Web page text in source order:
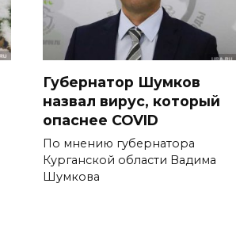
Губернатор Шумков
назвал вирус, который
опаснее COVID
По мнению губернатора
Курганской области Вадима
Шумкова